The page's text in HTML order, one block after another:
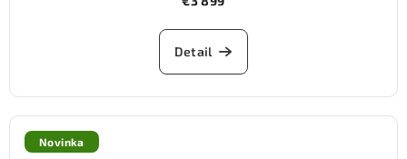
Detail
Novinka